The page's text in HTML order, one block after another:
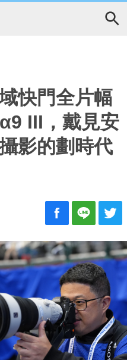
快門全片幅
III，戴見安
影的劃時代